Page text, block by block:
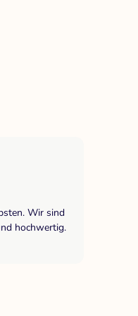
Wir sind
hochwertig.